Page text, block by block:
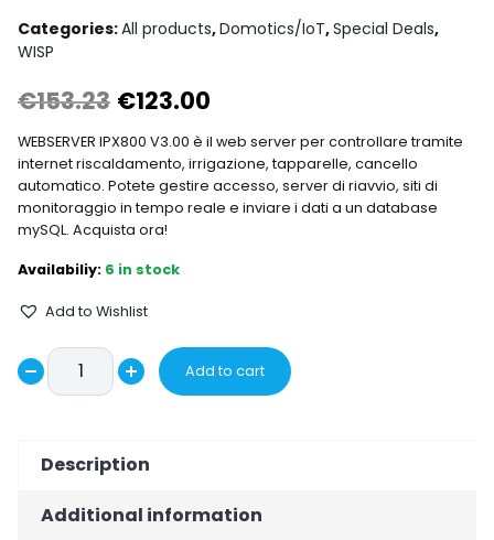
Categories:All products,Domotics/IoT,Special Deals,
WISP
€153.23 Original
price
was:
€153.23.
€123.00
price
is:
€123.00.
WEBSERVER IPX800 V3.00 è il web server per controllare tramite
internet riscaldamento, irrigazione, tapparelle, cancello
automatico. Potete gestire accesso, server di riavvio, siti di
monitoraggio in tempo reale e inviare i dati a un database
mySQL. Acquista ora!
6 in stock
Add to Wishlist
Decrease
GCE
WEBSERVER
quantity
Increase
Add to cart
Description
Additional information